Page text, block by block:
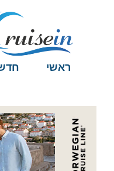
ראשי חדשות